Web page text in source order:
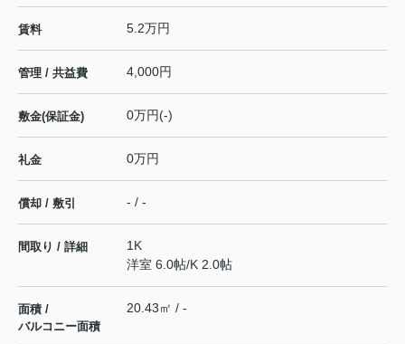
賃料 5.2万円
管理 / 共益費 4,000円
敷金(保証金) 0万円(-)
礼金 0万円
償却 / 敷引 - / -
間取り / 詳細
1K
洋室 6.0帖/K 2.0帖
面積 /
バルコニー面積
20.43㎡ / -